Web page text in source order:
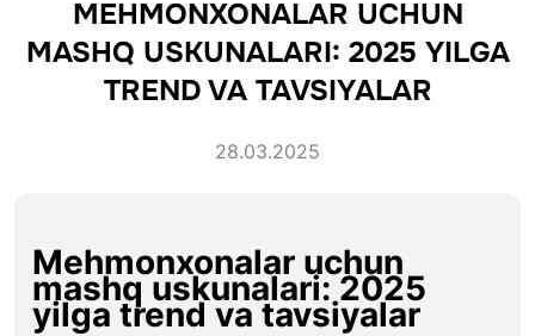
MEHMONXONALAR UCHUN
MASHQ USKUNALARI: 2025 YILGA
TREND VA TAVSIYALAR
28.03.2025
Mehmonxonalar uchun
mashq uskunalari: 2025
yilga trend va tavsiyalar